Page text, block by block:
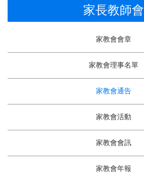
家長教師會
家教會會章
家教會理事名單
家教會通告
家教會活動
家教會會訊
家教會年報